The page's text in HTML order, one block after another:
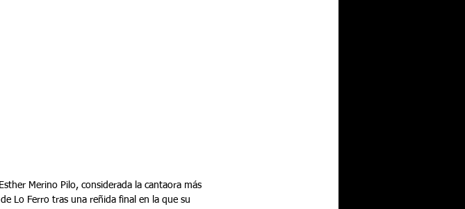
Merino Pilo, considerada la cantaora más
Lo Ferro tras una reñida final en la que su